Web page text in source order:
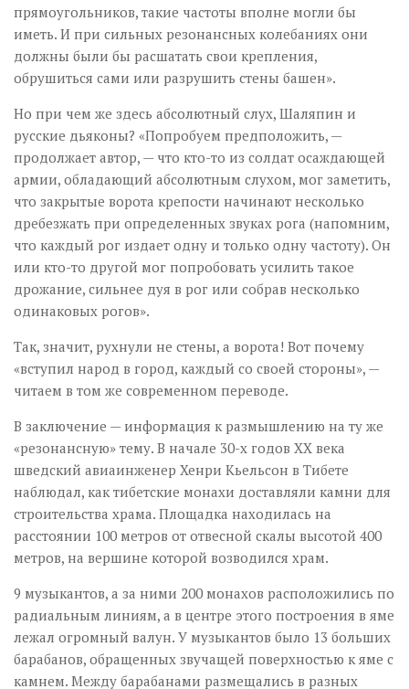
прямоугольников, такие частоты вполне могли бы
иметь. И при сильных резонансных колебаниях они
должны были бы расшатать свои крепления,
обрушиться сами или разрушить стены башен».
Но при чем же здесь абсолютный слух, Шаляпин и
русские дьяконы? «Попробуем предположить, —
продолжает автор, — что кто-то из солдат осаждающей
армии, обладающий абсолютным слухом, мог заметить,
что закрытые ворота крепости начинают несколько
дребезжать при определенных звуках рога (напомним,
что каждый рог издает одну и только одну частоту). Он
или кто-то другой мог попробовать усилить такое
дрожание, сильнее дуя в рог или собрав несколько
одинаковых рогов».
Так, значит, рухнули не стены, а ворота! Вот почему
«вступил народ в город, каждый со своей стороны», —
читаем в том же современном переводе.
В заключение — информация к размышлению на ту же
«резонансную» тему. В начале 30-х годов ХХ века
шведский авиаинженер Хенри Кьельсон в Тибете
наблюдал, как тибетские монахи доставляли камни для
строительства храма. Площадка находилась на
расстоянии 100 метров от отвесной скалы высотой 400
метров, на вершине которой возводился храм.
9 музыкантов, а за ними 200 монахов расположились по
радиальным линиям, а в центре этого построения в яме
лежал огромный валун. У музыкантов было 13 больших
барабанов, обращенных звучащей поверхностью к яме с
камнем. Между барабанами размещались в разных